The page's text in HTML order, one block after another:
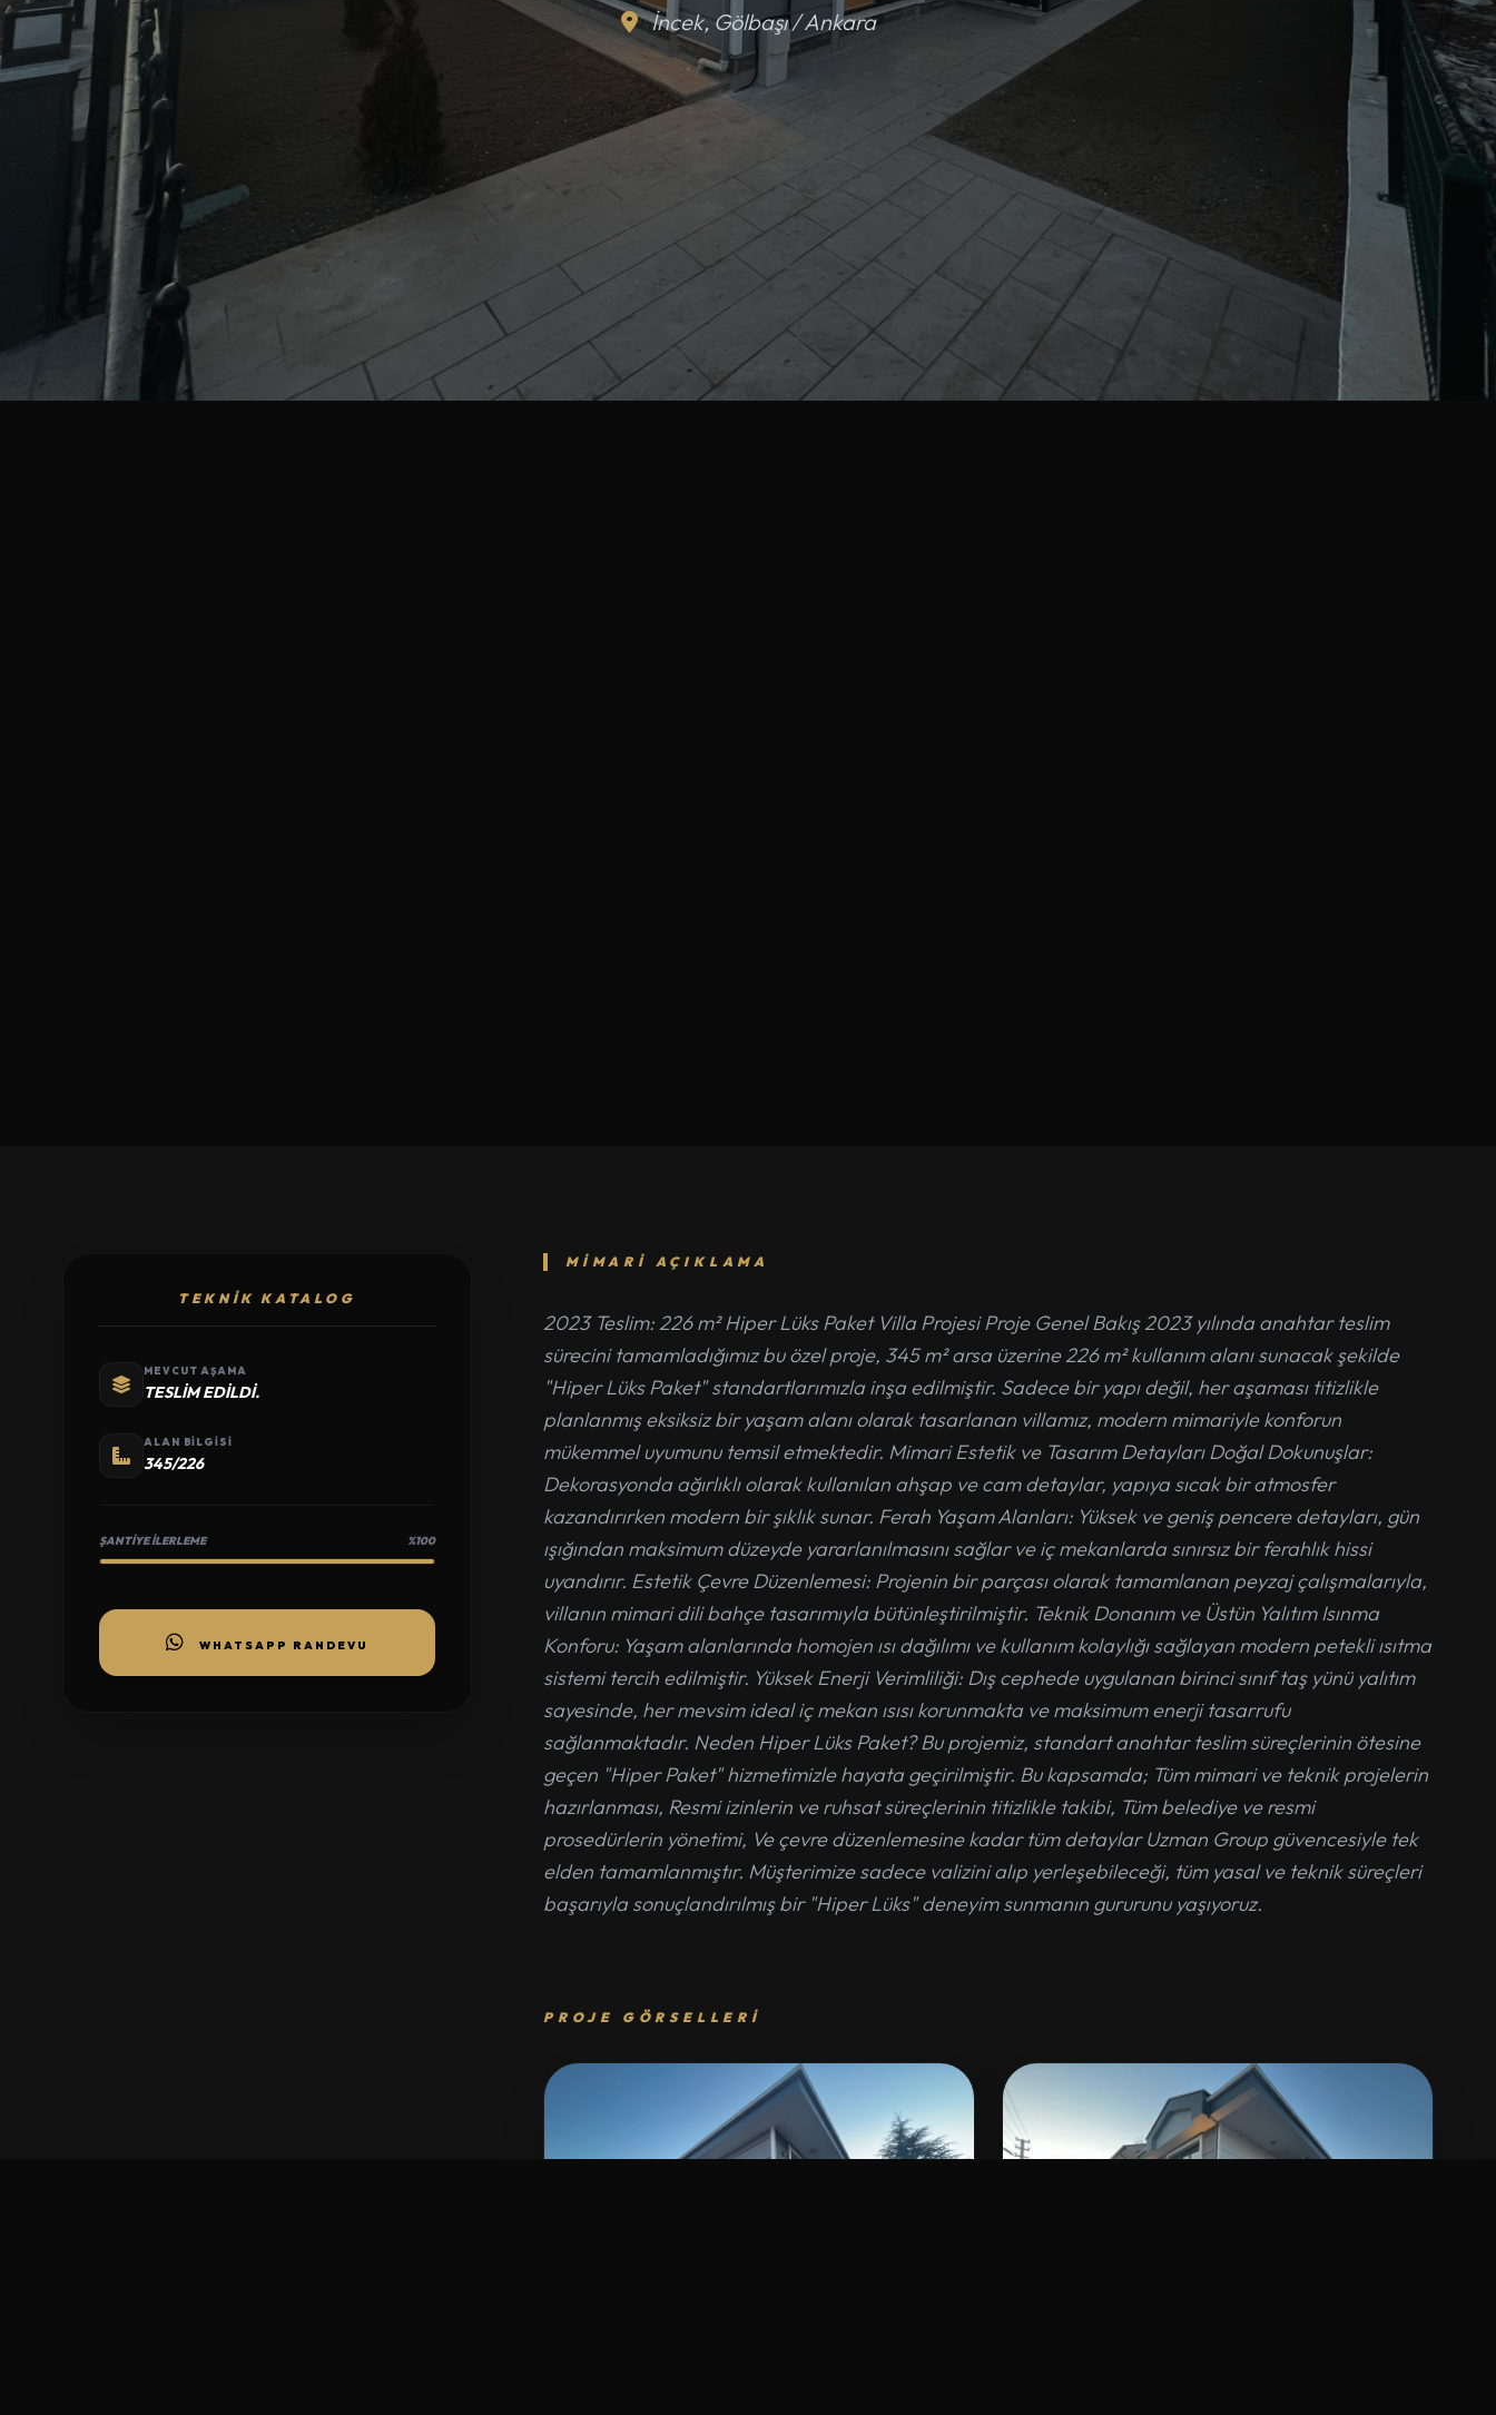
İncek, Gölbaşı / Ankara
TEKNIK KATALOG
MEVCUT AŞAMA
TESLIM EDILDI.
ALAN BILGISI
345/226
ŞANTIYE İLERLEME %100
WHATSAPP RANDEVU
MIMARI AÇIKLAMA
2023 Teslim: 226 m² Hiper Lüks Paket Villa Projesi Proje Genel Bakış 2023 yılında anahtar teslim
sürecini tamamladığımız bu özel proje, 345 m² arsa üzerine 226 m² kullanım alanı sunacak şekilde
"Hiper Lüks Paket" standartlarımızla inşa edilmiştir. Sadece bir yapı değil, her aşaması titizlikle
planlanmış eksiksiz bir yaşam alanı olarak tasarlanan villamız, modern mimariyle konforun
mükemmel uyumunu temsil etmektedir. Mimari Estetik ve Tasarım Detayları Doğal Dokunuşlar:
Dekorasyonda ağırlıklı olarak kullanılan ahşap ve cam detaylar, yapıya sıcak bir atmosfer
kazandırırken modern bir şıklık sunar. Ferah Yaşam Alanları: Yüksek ve geniş pencere detayları, gün
ışığından maksimum düzeyde yararlanılmasını sağlar ve iç mekanlarda sınırsız bir ferahlık hissi
uyandırır. Estetik Çevre Düzenlemesi: Projenin bir parçası olarak tamamlanan peyzaj çalışmalarıyla,
villanın mimari dili bahçe tasarımıyla bütünleştirilmiştir. Teknik Donanım ve Üstün Yalıtım Isınma
Konforu: Yaşam alanlarında homojen ısı dağılımı ve kullanım kolaylığı sağlayan modern petekli ısıtma
sistemi tercih edilmiştir. Yüksek Enerji Verimliliği: Dış cephede uygulanan birinci sınıf taş yünü yalıtım
sayesinde, her mevsim ideal iç mekan ısısı korunmakta ve maksimum enerji tasarrufu
sağlanmaktadır. Neden Hiper Lüks Paket? Bu projemiz, standart anahtar teslim süreçlerinin ötesine
geçen "Hiper Paket" hizmetimizle hayata geçirilmiştir. Bu kapsamda; Tüm mimari ve teknik projelerin
hazırlanması, Resmi izinlerin ve ruhsat süreçlerinin titizlikle takibi, Tüm belediye ve resmi
prosedürlerin yönetimi, Ve çevre düzenlemesine kadar tüm detaylar Uzman Group güvencesiyle tek
elden tamamlanmıştır. Müşterimize sadece valizini alıp yerleşebileceği, tüm yasal ve teknik süreçleri
başarıyla sonuçlandırılmış bir "Hiper Lüks" deneyim sunmanın gururunu yaşıyoruz.
PROJE GÖRSELLERI